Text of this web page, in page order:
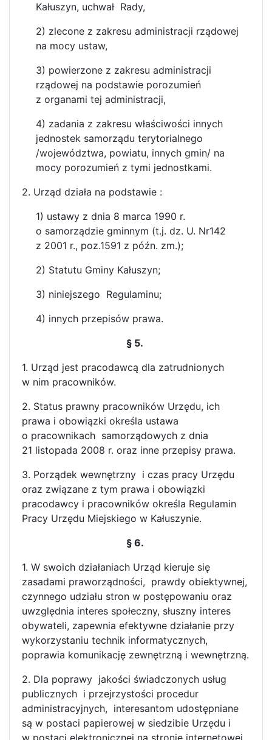
Kałuszyn, uchwał Rady,
2) zlecone z zakresu administracji rządowej
na mocy ustaw,
3) powierzone z zakresu administracji
rządowej na podstawie porozumień
z organami tej administracji,
4) zadania z zakresu właściwości innych
jednostek samorządu terytorialnego
/województwa, powiatu, innych gmin/ na
mocy porozumień z tymi jednostkami.
2. Urząd działa na podstawie :
1) ustawy z dnia 8 marca 1990 r.
o samorządzie gminnym (t.j. dz. U. Nr142
z 2001 r., poz.1591 z późn. zm.);
2) Statutu Gminy Kałuszyn;
3) niniejszego Regulaminu;
4) innych przepisów prawa.
§ 5.
1. Urząd jest pracodawcą dla zatrudnionych
w nim pracowników.
2. Status prawny pracowników Urzędu, ich
prawa i obowiązki określa ustawa
o pracownikach samorządowych z dnia
21 listopada 2008 r. oraz inne przepisy prawa.
3. Porządek wewnętrzny i czas pracy Urzędu
oraz związane z tym prawa i obowiązki
pracodawcy i pracowników określa Regulamin
Pracy Urzędu Miejskiego w Kałuszynie.
§ 6.
1. W swoich działaniach Urząd kieruje się
zasadami praworządności, prawdy obiektywnej,
czynnego udziału stron w postępowaniu oraz
uwzględnia interes społeczny, słuszny interes
obywateli, zapewnia efektywne działanie przy
wykorzystaniu technik informatycznych,
poprawia komunikację zewnętrzną i wewnętrzną.
2. Dla poprawy jakości świadczonych usług
publicznych i przejrzystości procedur
administracyjnych, interesantom udostępniane
są w postaci papierowej w siedzibie Urzędu i